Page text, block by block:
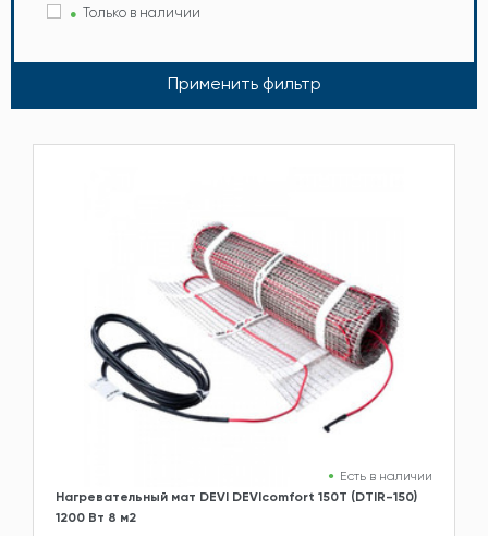
Только в наличии
Применить фильтр
Есть в наличии
Нагревательный мат DEVI DEVIcomfort 150T (DTIR-150)
1200 Вт 8 м2